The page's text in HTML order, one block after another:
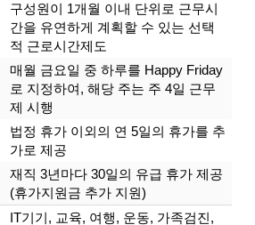
구성원이 1개월 이내 단위로 근무시
간을 유연하게 계획할 수 있는 선택
적 근로시간제도
매월 금요일 중 하루를 Happy Friday
로 지정하여, 해당 주는 주 4일 근무
제 시행
법정 휴가 이외의 연 5일의 휴가를 추
가로 제공
재직 3년마다 30일의 유급 휴가 제공
(휴가지원금 추가 지원)
IT기기, 교육, 여행, 운동, 가족검진,